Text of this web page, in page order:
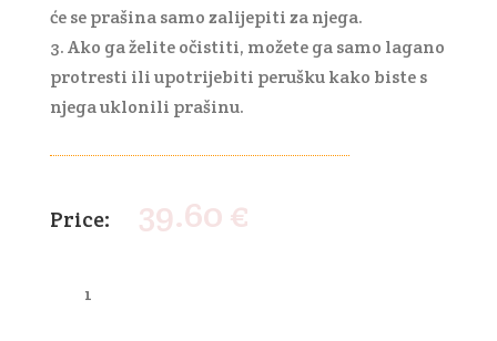
će se prašina samo zalijepiti za njega.
3. Ako ga želite očistiti, možete ga samo lagano
protresti ili upotrijebiti perušku kako biste s
njega uklonili prašinu.
39.60€